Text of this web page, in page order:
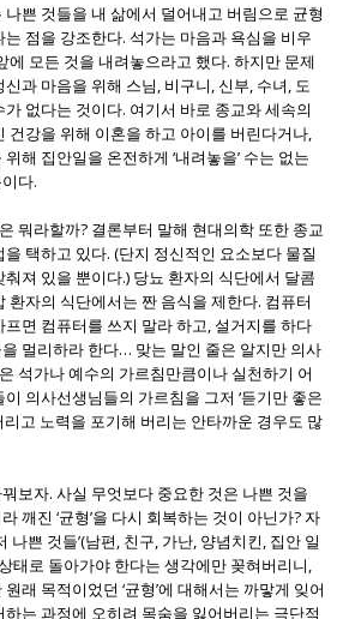
쁜 것들을 내 삶에서 덜어내고 버림으로 균형
점을 강조한다. 석가는 마음과 욕심을 비우
에 모든 것을 내려놓으라고 했다. 하지만 문제
과 마음을 위해 스님, 비구니, 신부, 수녀, 도
없다는 것이다. 여기서 바로 종교와 세속의
건강을 위해 이혼을 하고 아이를 버린다거나,
해 집안일을 온전하게 ‘내려놓을’ 수는 없는
다.
뭐라할까? 결론부터 말해 현대의학 또한 종교
택하고 있다. (단지 정신적인 요소보다 물질
져 있을 뿐이다.) 당뇨 환자의 식단에서 달콤
환자의 식단에서는 짠 음식을 제한다. 컴퓨터
면 컴퓨터를 쓰지 말라 하고, 설거지를 하다
멀리하라 한다… 맞는 말인 줄은 알지만 의사
석가나 예수의 가르침만큼이나 실천하기 어
의사선생님들의 가르침을 그저 ‘듣기만 좋은
리고 노력을 포기해 버리는 안타까운 경우도 많
보자. 사실 무엇보다 중요한 것은 나쁜 것을
깨진 ‘균형’을 다시 회복하는 것이 아닌가? 자
나쁜 것들’(남편, 친구, 가난, 양념치킨, 집안 일
태로 돌아가야 한다는 생각에만 꽂혀버리니,
래 목적이었던 ‘균형’에 대해서는 까맣게 잊어
는 과정에 오히려 목숨을 잃어버리는 극단적